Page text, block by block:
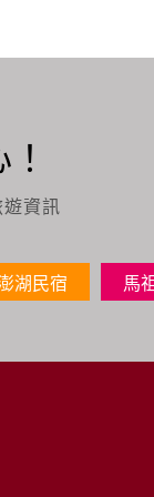
資訊
湖民宿 馬